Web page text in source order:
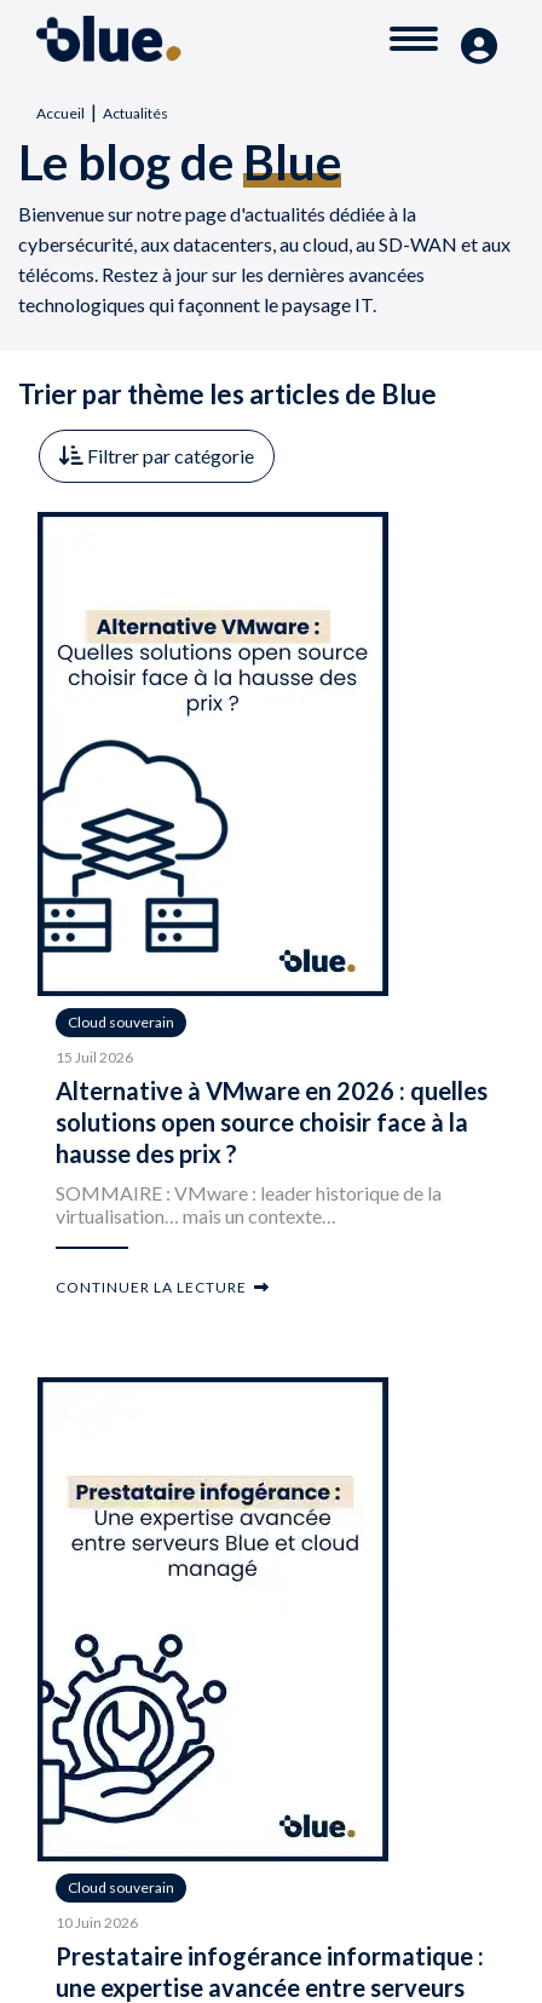
Accueil | Actualités
Le blog deBlue
Bienvenue sur notre page d'actualités dédiée à la
cybersécurité, aux datacenters, au cloud, au SD-WAN et aux
télécoms. Restez à jour sur les dernières avancées
technologiques qui façonnent le paysage IT.
Trier par thème les articles de Blue
Filtrer par catégorie
Cloud souverain
15 Juil 2026
Alternative à VMware en 2026 : quelles
solutions open source choisir face à la
hausse des prix ?
SOMMAIRE : VMware : leader historique de la
virtualisation… mais un contexte…
CONTINUER LA LECTURE
Cloud souverain
10 Juin 2026
Prestataire infogérance informatique :
une expertise avancée entre serveurs